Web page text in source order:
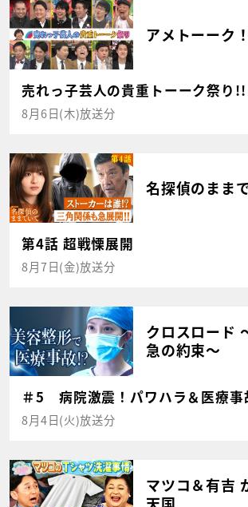
アメトーーク！
売れっ子芸人の貴重トーーク祭り!!
8月6日(木)放送分
名探偵のまま
第4話 超戦慄展開
8月7日(金)放送分
クロスロード
急の約束～
＃5 病院激震！パワハラ＆医療事
8月4日(火)放送分
マツコ＆有吉